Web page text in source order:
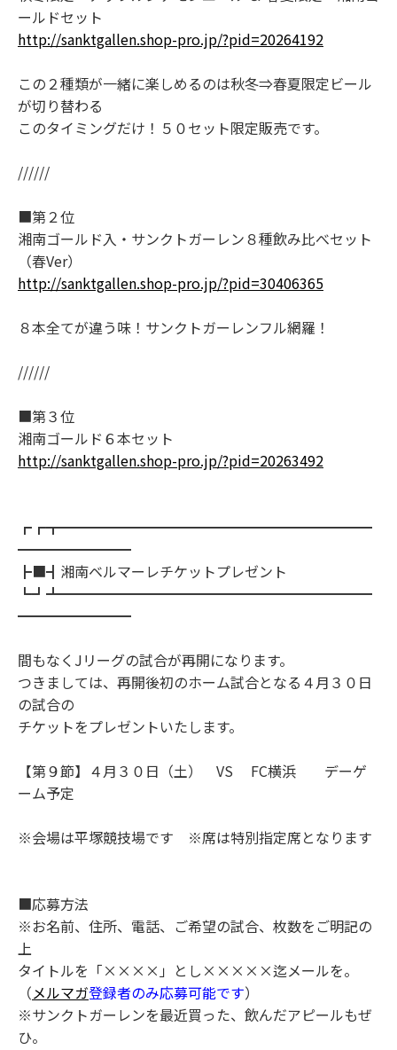
ールドセット
http://sanktgallen.shop-pro.jp/?pid=20264192
この２種類が一緒に楽しめるのは秋冬⇒春夏限定ビール
が切り替わる
このタイミングだけ！５０セット限定販売です。
//////
■第２位
湘南ゴールド入・サンクトガーレン８種飲み比べセット
（春Ver）
http://sanktgallen.shop-pro.jp/?pid=30406365
８本全てが違う味！サンクトガーレンフル網羅！
//////
■第３位
湘南ゴールド６本セット
http://sanktgallen.shop-pro.jp/?pid=20263492
┏┏┳━━━━━━━━━━━━━━━━━━━━━━
━━━━━━━━
┣■┫湘南ベルマーレチケットプレゼント
┗┛┻━━━━━━━━━━━━━━━━━━━━━━
━━━━━━━━
間もなくJリーグの試合が再開になります。
つきましては、再開後初のホーム試合となる４月３０日
の試合の
チケットをプレゼントいたします。
【第９節】４月３０日（土） VS FC横浜 デーゲ
ーム予定
※会場は平塚競技場です ※席は特別指定席となります
■応募方法
※お名前、住所、電話、ご希望の試合、枚数をご明記の
上
タイトルを「××××」とし×××××迄メールを。
（メルマガ登録者のみ応募可能です）
※サンクトガーレンを最近買った、飲んだアピールもぜ
ひ。